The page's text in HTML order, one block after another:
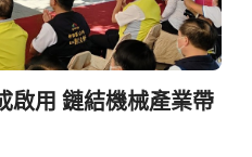
啟用 鏈結機械產業帶